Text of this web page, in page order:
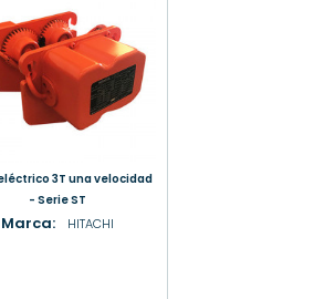
- Serie ST
Marca: HITACHI